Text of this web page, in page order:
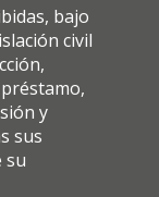
bajo
civil
y
sus
su